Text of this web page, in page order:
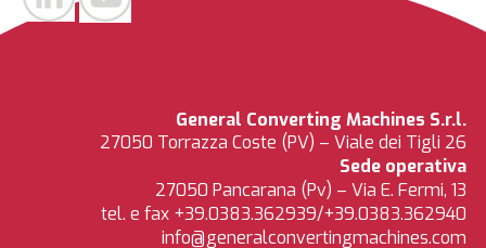
General Converting Machines S.r.l.
27050 Torrazza Coste (PV) – Viale dei Tigli 26
Sede operativa
27050 Pancarana (Pv) – Via E. Fermi, 13
tel. e fax +39.0383.362939/+39.0383.362940
info@generalconvertingmachines.com